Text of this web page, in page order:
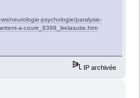
neurologie-psychologie/paralysie-
a-courir_8398_lirelasuite.htm
IP archivée